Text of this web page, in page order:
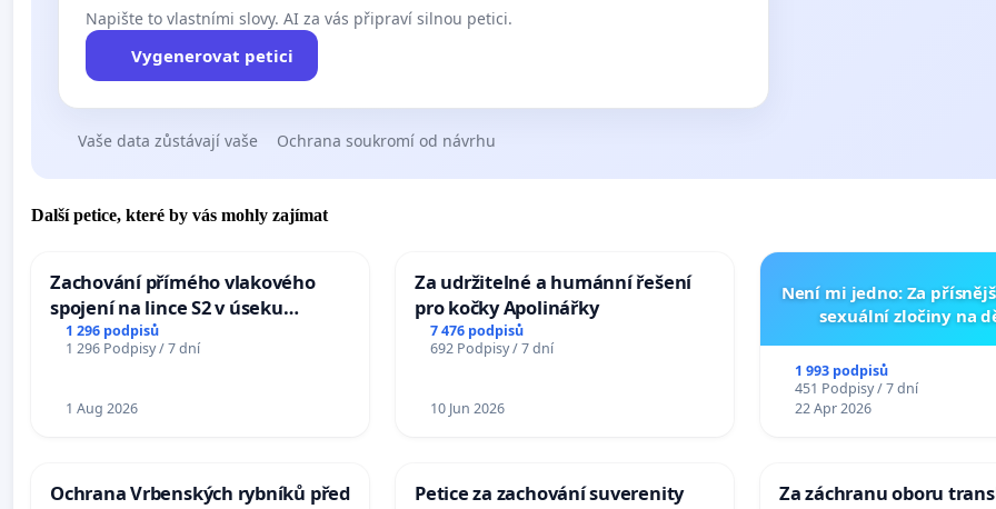
Napište to vlastními slovy. AI za vás připraví silnou petici.
Vygenerovat petici
Vaše data zůstávají vaše Ochrana soukromí od návrhu
Další petice, které by vás mohly zajímat
Zachování přímého vlakového
spojení na lince S2 v úseku
Ostrava – Bohumín – Karviná –
Mosty u Jablunkova
1 296 podpisů
1 296 Podpisy / 7 dní
1 Aug 2026
Za udržitelné a humánní řešení
pro kočky Apolinářky
7 476 podpisů
692 Podpisy / 7 dní
10 Jun 2026
Není mi jedno: Za
sexuální zločiny na
1 993 podpisů
451 Podpisy / 7 dní
22 Apr 2026
Ochrana Vrbenských rybníků před
Petice za zachování suverenity
Za záchranu oboru